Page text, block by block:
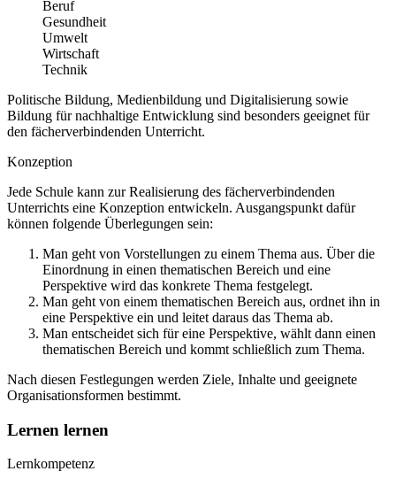
Beruf
Gesundheit
Umwelt
Wirtschaft
Technik
Politische Bildung, Medienbildung und Digitalisierung sowie
Bildung für nachhaltige Entwicklung sind besonders geeignet für
den fächerverbindenden Unterricht.
Konzeption
Jede Schule kann zur Realisierung des fächerverbindenden
Unterrichts eine Konzeption entwickeln. Ausgangspunkt dafür
können folgende Überlegungen sein:
Man geht von Vorstellungen zu einem Thema aus. Über die
Einordnung in einen thematischen Bereich und eine
Perspektive wird das konkrete Thema festgelegt.
Man geht von einem thematischen Bereich aus, ordnet ihn in
eine Perspektive ein und leitet daraus das Thema ab.
Man entscheidet sich für eine Perspektive, wählt dann einen
thematischen Bereich und kommt schließlich zum Thema.
Nach diesen Festlegungen werden Ziele, Inhalte und geeignete
Organisationsformen bestimmt.
Lernen lernen
Lernkompetenz